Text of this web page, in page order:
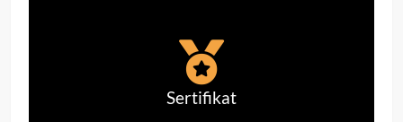
Sertifikat